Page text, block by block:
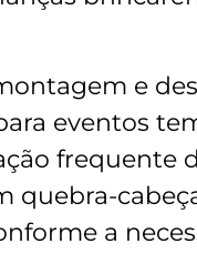
e
eventos
frequente
quebra-
a